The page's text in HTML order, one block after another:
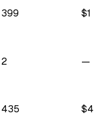
399 $1
2 —
435 $4